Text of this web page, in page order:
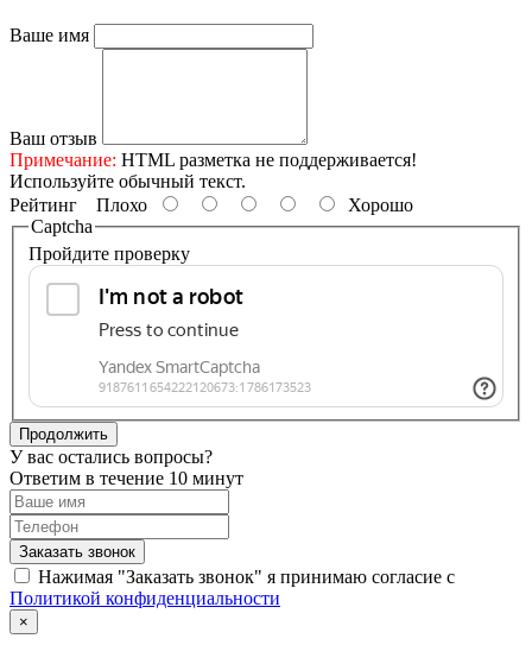
Ваше имя
Ваш отзыв
Примечание: HTML разметка не поддерживается!
Используйте обычный текст.
Рейтинг Плохо
Хорошо
Captcha
Пройдите проверку
Продолжить
У вас остались вопросы?
Ответим в течение 10 минут
Заказать звонок
Нажимая "Заказать звонок" я принимаю согласие с
Политикой конфиденциальности
×